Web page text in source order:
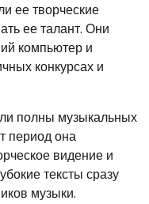
ее творческие
ее талант. Они
компьютер и
конкурсах и
полны музыкальных
период она
видение и
тексты сразу
музыки.